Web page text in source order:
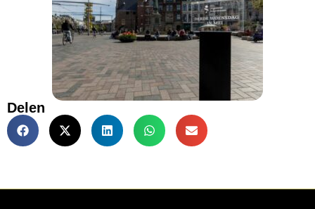
Delen